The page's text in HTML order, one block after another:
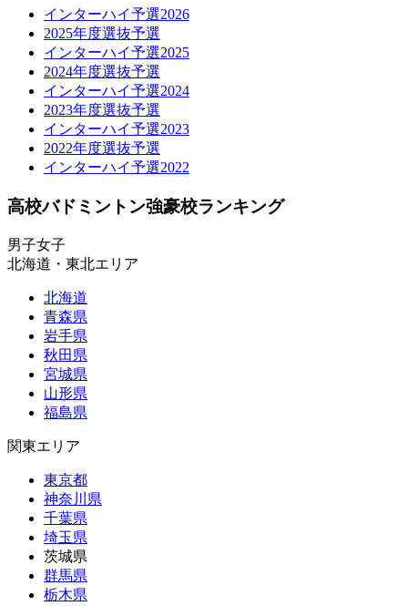
インターハイ予選2026
2025年度選抜予選
インターハイ予選2025
2024年度選抜予選
インターハイ予選2024
2023年度選抜予選
インターハイ予選2023
2022年度選抜予選
インターハイ予選2022
高校バドミントン強豪校ランキング
男子女子
北海道・東北エリア
北海道
青森県
岩手県
秋田県
宮城県
山形県
福島県
関東エリア
東京都
神奈川県
千葉県
埼玉県
茨城県
群馬県
栃木県